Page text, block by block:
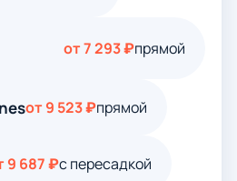
от 7 293 ₽прямой
от 9 523 ₽прямой
9 687 ₽с пересадкой